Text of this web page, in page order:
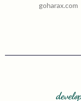
goharax.com